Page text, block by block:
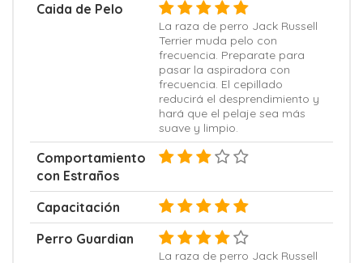
Caida de Pelo
La raza de perro Jack Russell
Terrier muda pelo con
frecuencia. Preparate para
pasar la aspiradora con
frecuencia. El cepillado
reducirá el desprendimiento y
hará que el pelaje sea más
suave y limpio.
Comportamiento
con Estraños
Capacitación
Perro Guardian
La raza de perro Jack Russell